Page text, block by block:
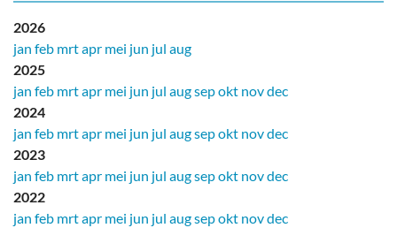
2026
jan feb mrtapr mei jun jul aug
2025
jan feb mrtapr mei jun jul augsepokt novdec
2024
jan feb mrtapr mei jun jul augsepokt novdec
2023
jan feb mrtapr mei jun jul augsepokt novdec
2022
jan feb mrtapr mei jun jul augsepokt novdec